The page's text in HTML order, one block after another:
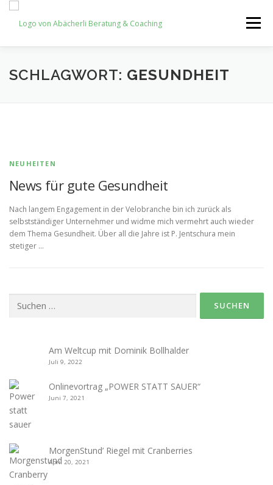
springen
Menü
HOME NEWS NEWSLETTER SHOP
SCHLAGWORT: GESUNDHEIT
NEUHEITEN
News für gute Gesundheit
Nach langem Engagement in der Velobranche bin ich zurück als
selbstständiger Unternehmer und widme mich vermehrt auch wieder
dem Thema Gesundheit. Über all die Jahre ist P. Jentschura mein
stetiger …
nach:
Am Weltcup mit Dominik Bollhalder
Juli 9, 2022
Onlinevortrag „POWER STATT SAUER“
Juni 7, 2021
MorgenStund’ Riegel mit Cranberries
April 20, 2021